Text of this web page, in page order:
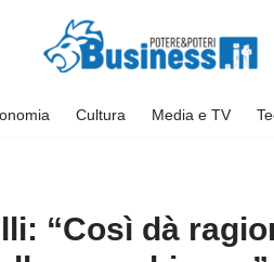
Cultura Media e TV
“Così dà